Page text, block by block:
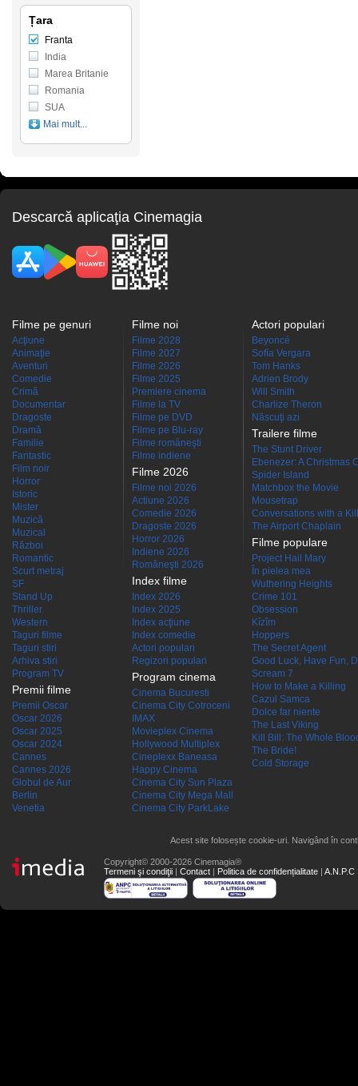
Țara
Franta
India
Marea Britanie
Romania
SUA
Mai mult...
Descarcă aplicaţia Cinemagia
Filme pe genuri
Acţiune
Animaţie
Aventuri
Comedie
Crimă
Documentar
Dragoste
Dramă
Familie
Fantastic
Film noir
Horror
Istoric
Mister
Muzică
Muzical
Război
Romantic
Scurt metraj
SF
Stand Up
Thriller
Western
Taguri filme
Taguri stiri
Arhiva stiri
Program TV
Premii filme
Premii Oscar
Oscar 2026
Oscar 2025
Oscar 2024
Cannes
Cannes 2026
Globul de Aur
Berlin
Venetia
Filme noi
Filme 2028
Filme 2027
Filme 2026
Filme 2025
Premiere cinema
Filme la TV
Filme pe DVD
Filme pe Blu-ray
Filme româneşti
Filme indiene
Filme 2026
Filme noi 2026
Actiune 2026
Comedie 2026
Dragoste 2026
Horror 2026
Indiene 2026
Româneşti 2026
Index filme
Index 2026
Index 2025
Index acţiune
Index comedie
Actori populari
Regizori populari
Program cinema
Cinema Bucuresti
Cinema City Cotroceni
IMAX
Movieplex Cinema
Hollywood Multiplex
Cineplexx Baneasa
Happy Cinema
Cinema City Sun Plaza
Cinema City Mega Mall
Cinema City ParkLake
Actori populari
Beyoncé
Sofía Vergara
Tom Hanks
Adrien Brody
Will Smith
Charlize Theron
Născuţi azi
Trailere filme
The Stunt Driver
Ebenezer: A Christmas
Spider Island
Matchbox the Movie
Mousetrap
Conversations with a
The Airport Chaplain
Filme populare
Project Hail Mary
În pielea mea
Wuthering Heights
Crime 101
Obsession
Kîzîm
Hoppers
The Secret Agent
Good Luck, Have Fun,
Scream 7
How to Make a Killing
Cazul Samca
Dolce far niente
The Last Viking
Kill Bill: The Whole
The Bride!
Cold Storage
Acest site folosește cookie-uri. Navigând în
Copyright© 2000-2026 Cinemagia®
Termeni şi condiţii | Contact | Politica de confidențialitate | A.N.P.C